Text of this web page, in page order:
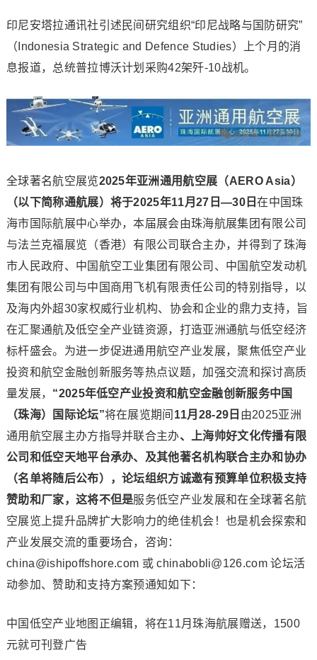
印尼安塔拉通讯社引述民间研究组织“印尼战略与国防研究”
（Indonesia Strategic and Defence Studies）上个月的消
息报道，总统普拉博沃计划采购42架歼-10战机。
全球著名航空展览2025年亚洲通用航空展（AERO Asia）
（以下简称通航展）将于2025年11月27日—30日在中国珠
海市国际航展中心举办，本届展会由珠海航展集团有限公司
与法兰克福展览（香港）有限公司联合主办，并得到了珠海
市人民政府、中国航空工业集团有限公司、中国航空发动机
集团有限公司与中国商用飞机有限责任公司的特别指导，以
及海内外超30家权威行业机构、协会和企业的鼎力支持，旨
在汇聚通航及低空全产业链资源，打造亚洲通航与低空经济
标杆盛会。为进一步促进通用航空产业发展，聚焦低空产业
投资和航空金融创新服务等热点议题，加强交流和探讨高质
量发展， “2025年低空产业投资和航空金融创新服务中国
（珠海）国际论坛”将在展览期间 11月28-29日 由2025亚洲
通用航空展主办方指导并联合主办、上海帅好文化传播有限
公司和低空天地平台承办、及其他著名机构联合主办和协办
（名单将随后公布），论坛组织方诚邀有预算单位积极支持
赞助和厂家，这将不但是服务低空产业发展和在全球著名航
空展览上提升品牌扩大影响力的绝佳机会！也是机会探索和
产业发展交流的重要场合，咨询：
china@ishipoffshore.com 或 chinabobli@126.com 论坛活
动参加、赞助和支持方案预通知如下：
中国低空产业地图正编辑，将在11月珠海航展赠送，1500
元就可刊登广告